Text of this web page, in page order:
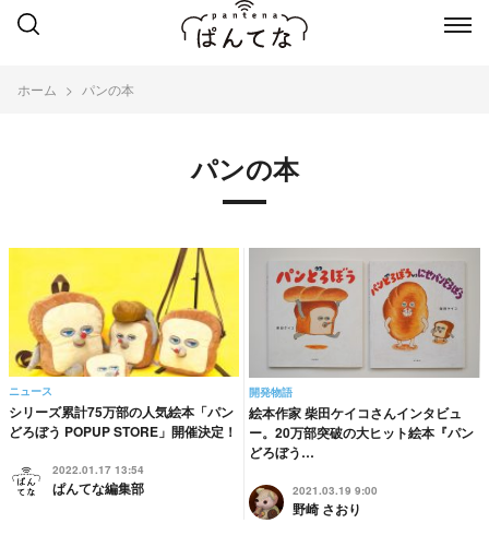
ホーム パンの本
パンの本
ニュース
シリーズ累計75万部の人気絵本「パン
どろぼう POPUP STORE」開催決定！
2022.01.17 13:54
ぱんてな編集部
開発物語
絵本作家 柴田ケイコさんインタビュ
ー。20万部突破の大ヒット絵本『パン
どろぼう…
2021.03.19 9:00
野崎 さおり